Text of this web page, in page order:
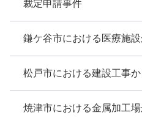
裁定申請事件
鎌ケ谷市における医療施
松戸市における建設工事
焼津市における金属加工